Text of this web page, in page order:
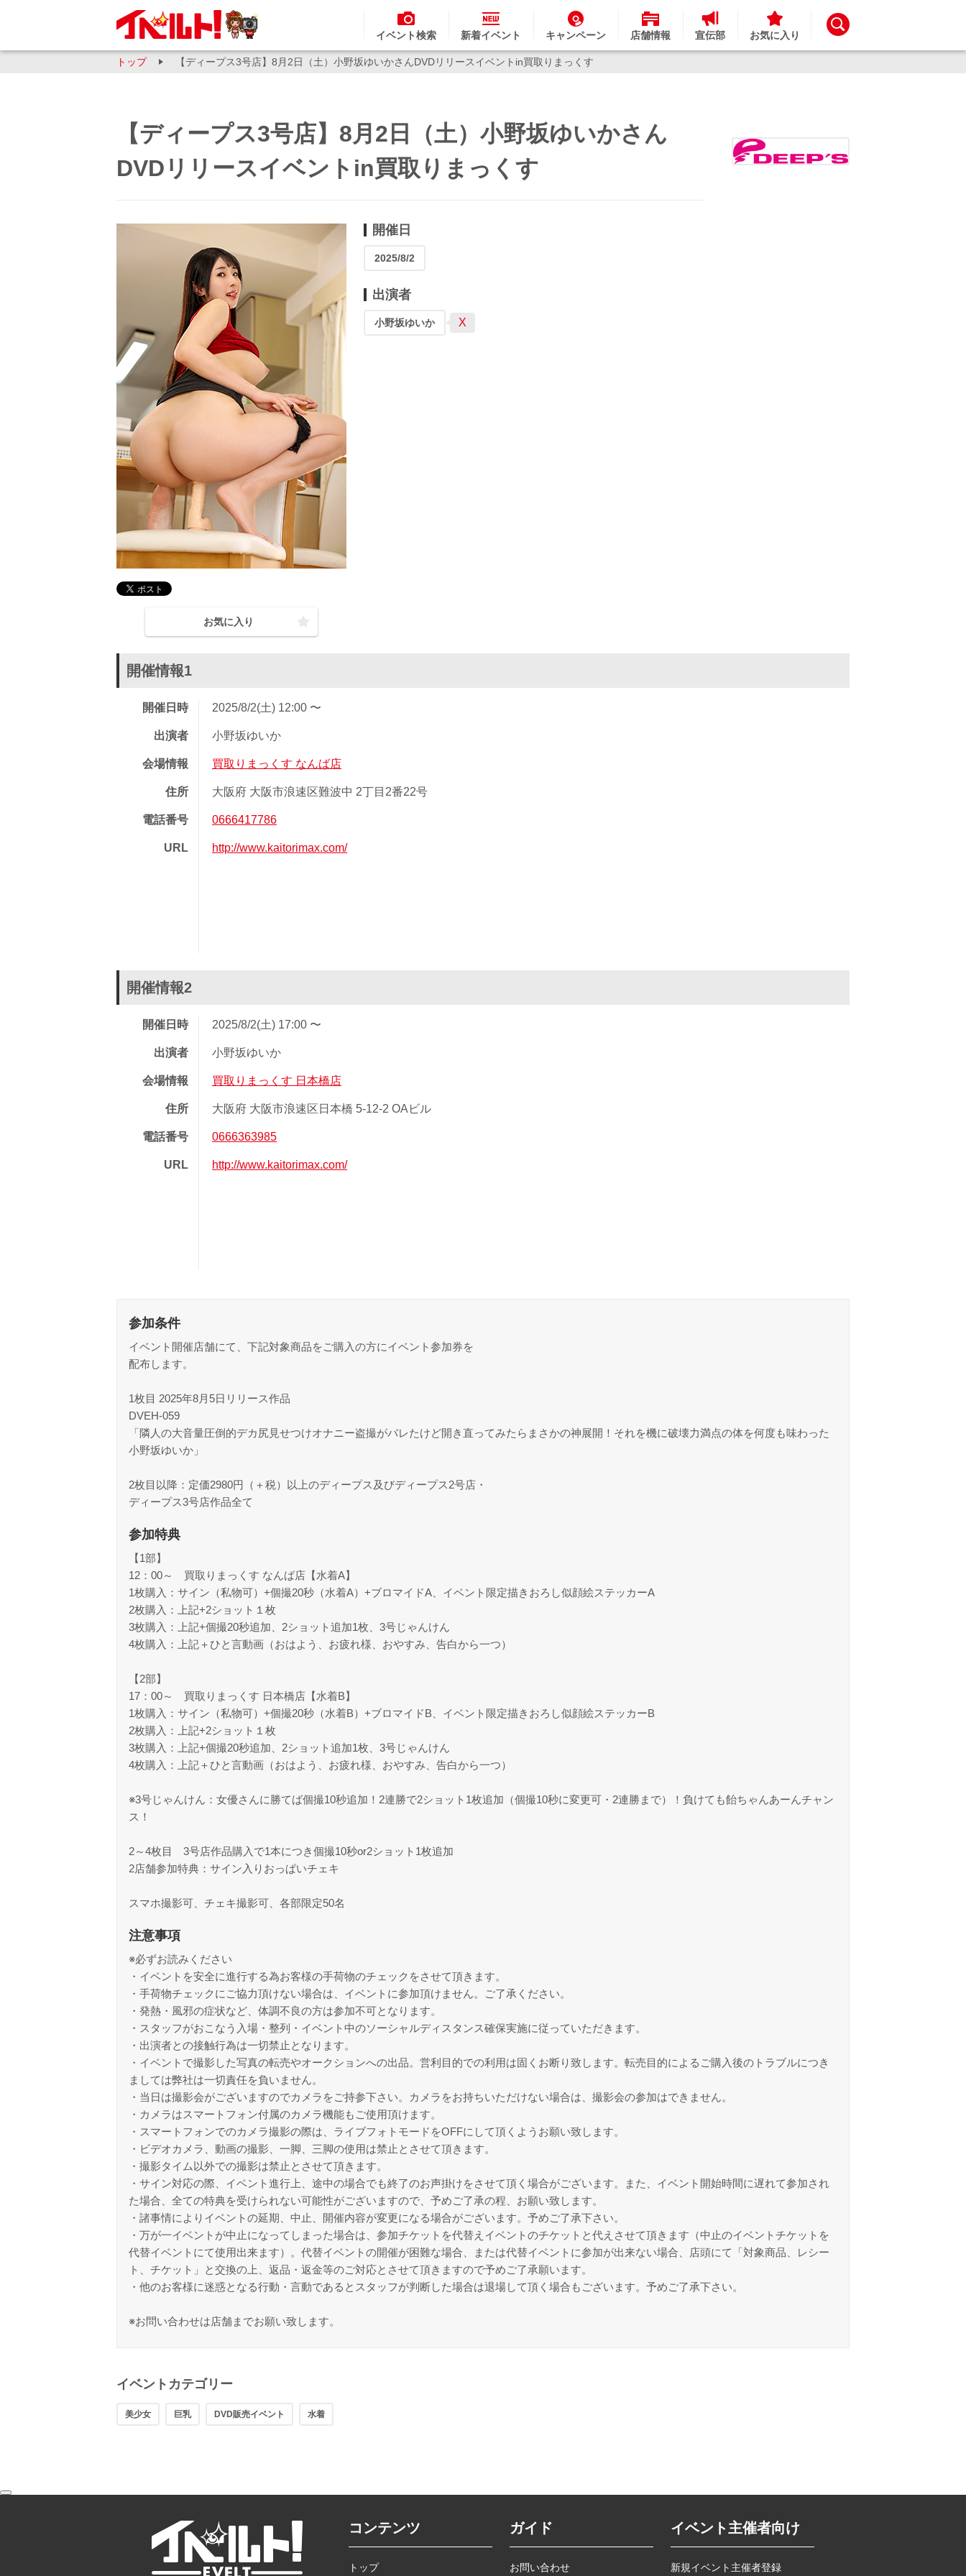
イベント検索 新着イベント キャンペーン 店舗情報 宣伝部 お気に入り
トップ 【ディープス3号店】8月2日（土）小野坂ゆいかさんDVDリリースイベントin買取りまっくす
【ディープス3号店】8月2日（土）小野坂ゆいかさん
DVDリリースイベントin買取りまっくす
お気に入り
開催日
2025/8/2
出演者
小野坂ゆいか X
開催情報1
開催日時 2025/8/2(土) 12:00 〜
出演者 小野坂ゆいか
会場情報 買取りまっくす なんば店
住所 大阪府 大阪市浪速区難波中 2丁目2番22号
電話番号 0666417786
URL http://www.kaitorimax.com/
開催情報2
開催日時 2025/8/2(土) 17:00 〜
出演者 小野坂ゆいか
会場情報 買取りまっくす 日本橋店
住所 大阪府 大阪市浪速区日本橋 5-12-2 OAビル
電話番号 0666363985
URL http://www.kaitorimax.com/
参加条件
イベント開催店舗にて、下記対象商品をご購入の方にイベント参加券を
配布します。
1枚目 2025年8月5日リリース作品
DVEH-059
「隣人の大音量圧倒的デカ尻見せつけオナニー盗撮がバレたけど開き直ってみたらまさかの神展開！それを機に破壊力満点の体を何度も味わった
小野坂ゆいか」
2枚目以降：定価2980円（＋税）以上のディープス及びディープス2号店・
ディープス3号店作品全て
参加特典
【1部】
12：00～ 買取りまっくす なんば店【水着A】
1枚購入：サイン（私物可）+個撮20秒（水着A）+ブロマイドA、イベント限定描きおろし似顔絵ステッカーA
2枚購入：上記+2ショット１枚
3枚購入：上記+個撮20秒追加、2ショット追加1枚、3号じゃんけん
4枚購入：上記＋ひと言動画（おはよう、お疲れ様、おやすみ、告白から一つ）
【2部】
17：00～ 買取りまっくす 日本橋店【水着B】
1枚購入：サイン（私物可）+個撮20秒（水着B）+ブロマイドB、イベント限定描きおろし似顔絵ステッカーB
2枚購入：上記+2ショット１枚
3枚購入：上記+個撮20秒追加、2ショット追加1枚、3号じゃんけん
4枚購入：上記＋ひと言動画（おはよう、お疲れ様、おやすみ、告白から一つ）
※3号じゃんけん：女優さんに勝てば個撮10秒追加！2連勝で2ショット1枚追加（個撮10秒に変更可・2連勝まで）！負けても飴ちゃんあーんチャン
ス！
2～4枚目 3号店作品購入で1本につき個撮10秒or2ショット1枚追加
2店舗参加特典：サイン入りおっぱいチェキ
スマホ撮影可、チェキ撮影可、各部限定50名
注意事項
※必ずお読みください
・イベントを安全に進行する為お客様の手荷物のチェックをさせて頂きます。
・手荷物チェックにご協力頂けない場合は、イベントに参加頂けません。ご了承ください。
・発熱・風邪の症状など、体調不良の方は参加不可となります。
・スタッフがおこなう入場・整列・イベント中のソーシャルディスタンス確保実施に従っていただきます。
・出演者との接触行為は一切禁止となります。
・イベントで撮影した写真の転売やオークションへの出品。営利目的での利用は固くお断り致します。転売目的によるご購入後のトラブルにつき
ましては弊社は一切責任を負いません。
・当日は撮影会がございますのでカメラをご持参下さい。カメラをお持ちいただけない場合は、撮影会の参加はできません。
・カメラはスマートフォン付属のカメラ機能もご使用頂けます。
・スマートフォンでのカメラ撮影の際は、ライブフォトモードをOFFにして頂くようお願い致します。
・ビデオカメラ、動画の撮影、一脚、三脚の使用は禁止とさせて頂きます。
・撮影タイム以外での撮影は禁止とさせて頂きます。
・サイン対応の際、イベント進行上、途中の場合でも終了のお声掛けをさせて頂く場合がございます。また、イベント開始時間に遅れて参加され
た場合、全ての特典を受けられない可能性がございますので、予めご了承の程、お願い致します。
・諸事情によりイベントの延期、中止、開催内容が変更になる場合がございます。予めご了承下さい。
・万が一イベントが中止になってしまった場合は、参加チケットを代替えイベントのチケットと代えさせて頂きます（中止のイベントチケットを
代替イベントにて使用出来ます）。代替イベントの開催が困難な場合、または代替イベントに参加が出来ない場合、店頭にて「対象商品、レシー
ト、チケット」と交換の上、返品・返金等のご対応とさせて頂きますので予めご了承願います。
・他のお客様に迷惑となる行動・言動であるとスタッフが判断した場合は退場して頂く場合もございます。予めご了承下さい。
※お問い合わせは店舗までお願い致します。
イベントカテゴリー
美少女 巨乳 DVD販売イベント 水着
コンテンツ
トップ
ガイド
お問い合わせ
イベント主催者向け
新規イベント主催者登録